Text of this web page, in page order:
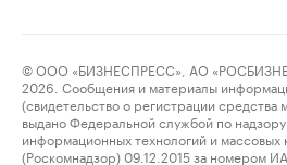
© ООО «БИЗНЕСПРЕСС», АО
2026. Сообщения и материалы
(свидетельство о регистрации
выдано Федеральной службой по
информационных технологий и массовых
(Роскомнадзор) 09.12.2015 за номером